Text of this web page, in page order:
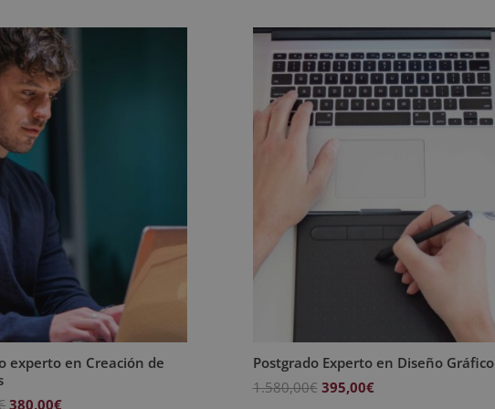
experto en Creación de
El
380,00€
Postgrado Experto en Diseño Gráfico
1.580,00€ El
395,00€El